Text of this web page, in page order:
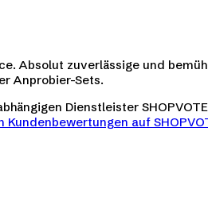
Absolut zuverlässige und
Anprobier-Sets.
Dienstleister
auf